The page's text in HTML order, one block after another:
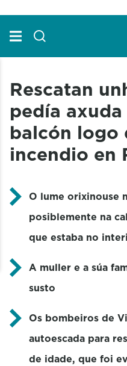
Rescatan
pedía
balcón logo
incendio en
O lume orixinouse
posiblemente na
que estaba no
A muller e a súa
susto
Os bombeiros de
autoescada para
de idade, que foi